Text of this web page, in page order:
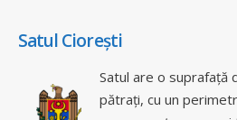
Satul Ciorești
Satul are o suprafață
pătrați, cu un